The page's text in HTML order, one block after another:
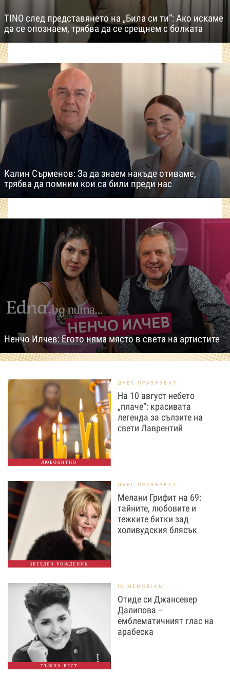
TINO след представянето на „Била си ти“: Ако искаме
да се опознаем, трябва да се срещнем с болката
Калин Сърменов: За да знаем накъде отиваме,
трябва да помним кои са били преди нас
Ненчо Илчев: Егото няма място в света на артистите
ЛЮБОПИТНО
ДНЕС ПРАЗНУВАТ
На 10 август небето
„плаче“: красивата
легенда за сълзите на
свети Лаврентий
ЗВЕЗДЕН РОЖДЕНИК
ДНЕС ПРАЗНУВАТ
Мелани Грифит на 69:
тайните, любовите и
тежките битки зад
холивудския блясък
ТЪЖНА ВЕСТ
IN MEMORIAM
Отиде си Джансевер
Далипова –
емблематичният глас на
арабеска